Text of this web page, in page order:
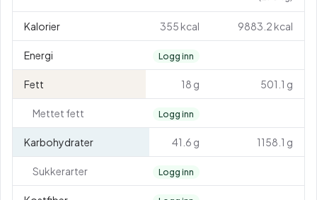
Kalorier 355 kcal 9883.2 kcal
Energi Logg inn
Fett 18 g 501.1 g
Mettet fett Logg inn
Karbohydrater 41.6 g 1158.1 g
Sukkerarter Logg inn